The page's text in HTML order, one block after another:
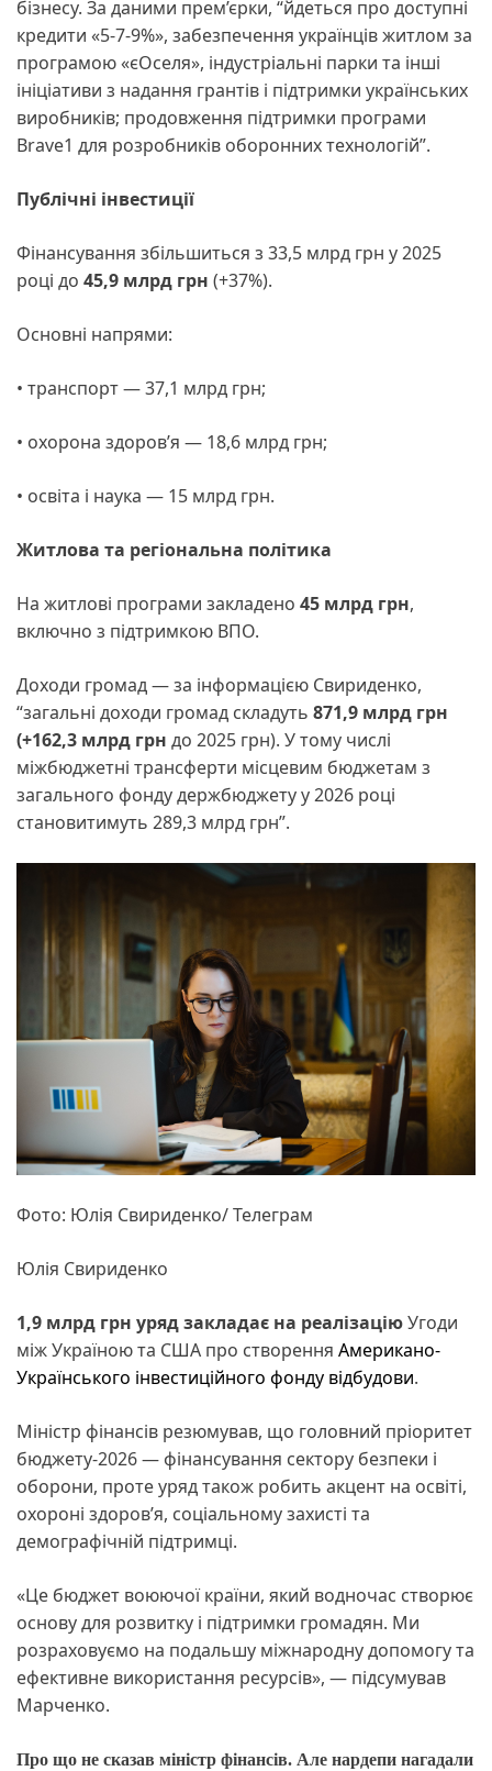
бізнесу. За даними прем’єрки, “йдеться про доступні
кредити «5-7-9%», забезпечення українців житлом за
програмою «єОселя», індустріальні парки та інші
ініціативи з надання грантів і підтримки українських
виробників; продовження підтримки програми
Brave1 для розробників оборонних технологій”.
Публічні інвестиції
Фінансування збільшиться з 33,5 млрд грн у 2025
році до 45,9 млрд грн (+37%).
Основні напрями:
• транспорт — 37,1 млрд грн;
• охорона здоров’я — 18,6 млрд грн;
• освіта і наука — 15 млрд грн.
Житлова та регіональна політика
На житлові програми закладено 45 млрд грн,
включно з підтримкою ВПО.
Доходи громад — за інформацією Свириденко,
“загальні доходи громад складуть 871,9 млрд грн
(+162,3 млрд грн до 2025 грн). У тому числі
міжбюджетні трансферти місцевим бюджетам з
загального фонду держбюджету у 2026 році
становитимуть 289,3 млрд грн”.
Фото: Юлія Свириденко/ Телеграм
Юлія Свириденко
1,9 млрд грн уряд закладає на реалізаціюУгоди
між Україною та США про створення Американо-
Українського інвестиційного фонду відбудови.
Міністр фінансів резюмував, що головний пріоритет
бюджету-2026 — фінансування сектору безпеки і
оборони, проте уряд також робить акцент на освіті,
охороні здоров’я, соціальному захисті та
демографічній підтримці.
«Це бюджет воюючої країни, який водночас створює
основу для розвитку і підтримки громадян. Ми
розраховуємо на подальшу міжнародну допомогу та
ефективне використання ресурсів», — підсумував
Марченко.
Про що не сказав міністр фінансів. Але нардепи нагадали